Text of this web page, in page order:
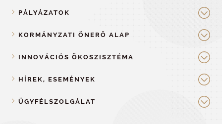
PÁLYÁZATOK
KORMÁNYZATI ÖNERŐ ALAP
INNOVÁCIÓS ÖKOSZISZTÉMA
HÍREK, ESEMÉNYEK
ÜGYFÉLSZOLGÁLAT